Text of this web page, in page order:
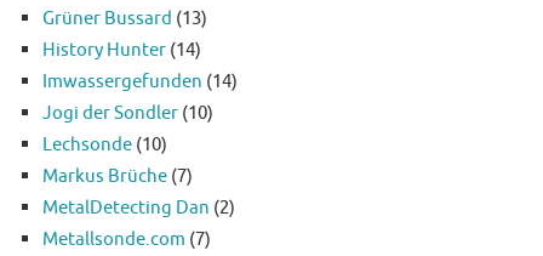
Grüner Bussard (13)
History Hunter (14)
Imwassergefunden (14)
Jogi der Sondler (10)
Lechsonde (10)
Markus Brüche (7)
MetalDetecting Dan (2)
Metallsonde.com (7)